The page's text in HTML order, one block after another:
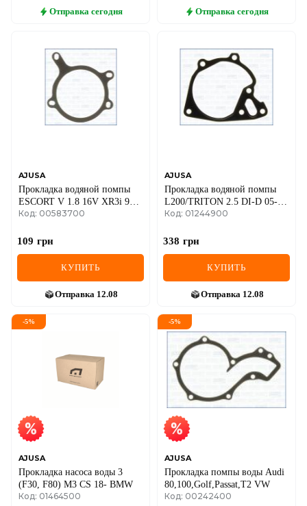
Отправка сегодня Отправка сегодня
AJUSA
Прокладка водяной помпы
ESCORT V 1.8 16V XR3i 92-
95 FORD
Код: 00583700
109 грн
КУПИТЬ
Отправка 12.08
AJUSA
Прокладка водяной помпы
L200/TRITON 2.5 DI-D 05-
15, PAJERO SPORT II 2.5 DI-
Код: 01244900
338 грн
КУПИТЬ
Отправка 12.08
-5%
AJUSA
Прокладка насоса воды 3
(F30, F80) M3 CS 18- BMW
Код: 01464500
-5%
AJUSA
Прокладка помпы воды Audi
80,100,Golf,Passat,T2 VW
Код: 00242400